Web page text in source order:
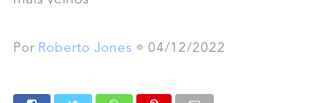
Por Roberto Jones 04/12/2022